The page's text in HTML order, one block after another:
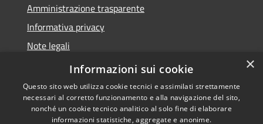
Amministrazione trasparente
Informativa privacy
Note legali
Dichiarazione di accessibilità
×
Informazioni sui cookie
Questo sito web utilizza cookie tecnici e assimilati strettamente
necessari al corretto funzionamento e alla navigazione del sito,
nonché un cookie tecnico analitico al solo fine di elaborare
informazioni statistiche, aggregate e anonime.